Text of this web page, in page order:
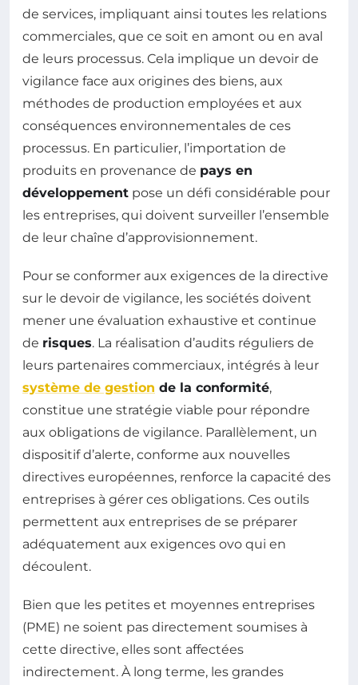
de services, impliquant ainsi toutes les relations
commerciales, que ce soit en amont ou en aval
de leurs processus. Cela implique un devoir de
vigilance face aux origines des biens, aux
méthodes de production employées et aux
conséquences environnementales de ces
processus. En particulier, l’importation de
produits en provenance de pays en
développement pose un défi considérable pour
les entreprises, qui doivent surveiller l’ensemble
de leur chaîne d’approvisionnement.
Pour se conformer aux exigences de la directive
sur le devoir de vigilance, les sociétés doivent
mener une évaluation exhaustive et continue
de risques. La réalisation d’audits réguliers de
leurs partenaires commerciaux, intégrés à leur
système de gestion de la conformité,
constitue une stratégie viable pour répondre
aux obligations de vigilance. Parallèlement, un
dispositif d’alerte, conforme aux nouvelles
directives européennes, renforce la capacité des
entreprises à gérer ces obligations. Ces outils
permettent aux entreprises de se préparer
adéquatement aux exigences ovo qui en
découlent.
Bien que les petites et moyennes entreprises
(PME) ne soient pas directement soumises à
cette directive, elles sont affectées
indirectement. À long terme, les grandes